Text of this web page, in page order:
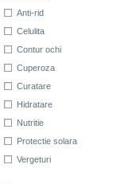
Anti-rid
Celulita
Contur ochi
Cuperoza
Curatare
Hidratare
Nutritie
Protectie solara
Vergeturi